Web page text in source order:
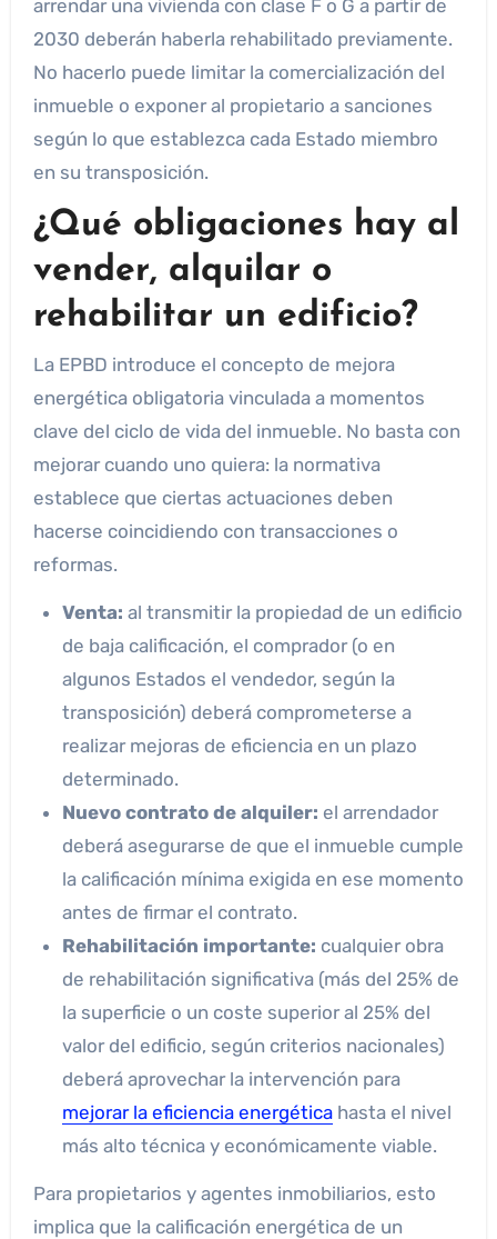
arrendar una vivienda con clase F o G a partir de
2030 deberán haberla rehabilitado previamente.
No hacerlo puede limitar la comercialización del
inmueble o exponer al propietario a sanciones
según lo que establezca cada Estado miembro
en su transposición.
¿Qué obligaciones hay al
vender, alquilar o
rehabilitar un edificio?
La EPBD introduce el concepto de mejora
energética obligatoria vinculada a momentos
clave del ciclo de vida del inmueble. No basta con
mejorar cuando uno quiera: la normativa
establece que ciertas actuaciones deben
hacerse coincidiendo con transacciones o
reformas.
Venta: al transmitir la propiedad de un edificio
de baja calificación, el comprador (o en
algunos Estados el vendedor, según la
transposición) deberá comprometerse a
realizar mejoras de eficiencia en un plazo
determinado.
Nuevo contrato de alquiler: el arrendador
deberá asegurarse de que el inmueble cumple
la calificación mínima exigida en ese momento
antes de firmar el contrato.
Rehabilitación importante: cualquier obra
de rehabilitación significativa (más del 25% de
la superficie o un coste superior al 25% del
valor del edificio, según criterios nacionales)
deberá aprovechar la intervención para
mejorar la eficiencia energéticahasta el nivel
más alto técnica y económicamente viable.
Para propietarios y agentes inmobiliarios, esto
implica que la calificación energética de un